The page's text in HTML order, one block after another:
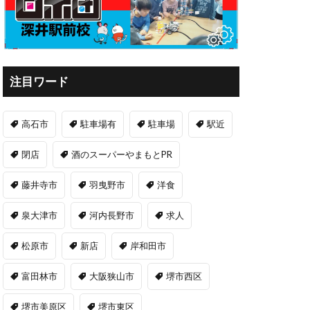
注目ワード
高石市 駐車場有 駐車場 駅近
閉店 酒のスーパーやまもとPR
藤井寺市 羽曳野市 洋食
泉大津市 河内長野市 求人
松原市 新店 岸和田市
富田林市 大阪狭山市 堺市西区
堺市美原区 堺市東区